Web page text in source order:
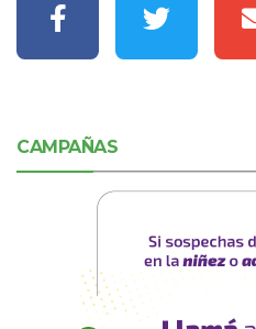
CAMPAÑAS